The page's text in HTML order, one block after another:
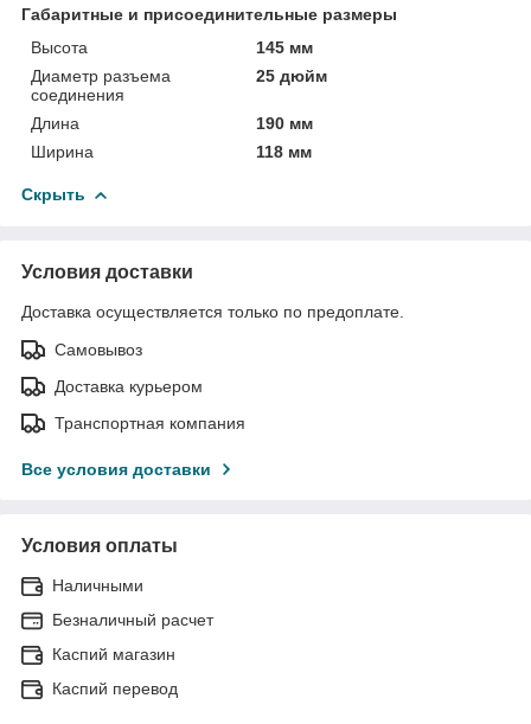
Габаритные и присоединительные размеры
Высота
145 мм
Диаметр разъема
соединения
25 дюйм
Длина
190 мм
Ширина
118 мм
Скрыть
Условия доставки
Доставка осуществляется только по предоплате.
Самовывоз
Доставка курьером
Транспортная компания
Все условия доставки
Условия оплаты
Наличными
Безналичный расчет
Каспий магазин
Каспий перевод